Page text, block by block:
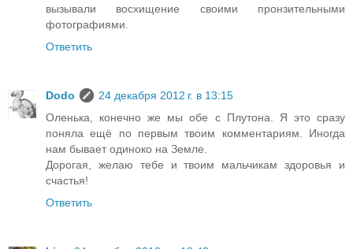
вызывали восхищение своими пронзительными
фотографиями.
Ответить
Dodo
24 декабря 2012 г. в 13:15
Оленька, конечно же мы обе с Плутона. Я это сразу
поняла ещё по первым твоим комментариям. Иногда
нам бывает одиноко на Земле.
Дорогая, желаю тебе и твоим мальчикам здоровья и
счастья!
Ответить